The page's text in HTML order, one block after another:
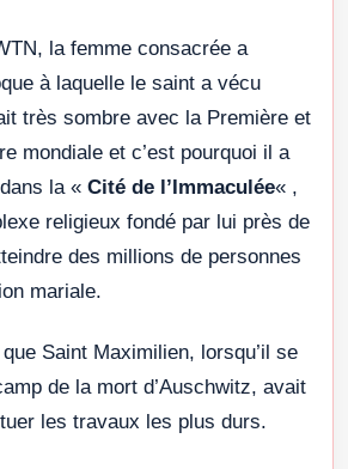
la femme consacrée a
à laquelle le saint a vécu
très sombre avec la Première et
mondiale et c’est pourquoi il a
la « Cité de l’Immaculée« ,
religieux fondé par lui près de
des millions de personnes
mariale.
Saint Maximilien, lorsqu’il se
de la mort d’Auschwitz, avait
les travaux les plus durs.